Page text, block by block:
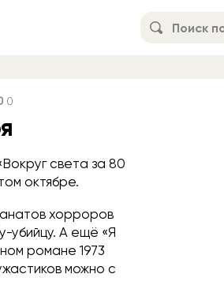
0
света за 80
октябре.
хорроров
убийцу. А ещё «Я
романе 1973
можно с